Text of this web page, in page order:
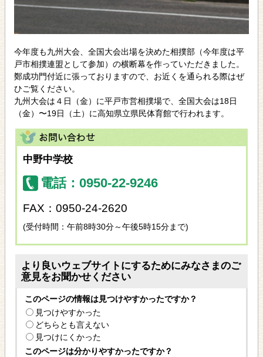
今年度も九州大会、全国大会出場を決めた相撲部（今年度は平
戸市相撲連盟として参加）の横断幕を作っていただきました。
鄭成功門付近に張っておりますので、お近くを通られる際はぜ
ひご覧ください。
九州大会は４日（金）に平戸市営相撲場で、全国大会は18日
（金）〜19日（土）に高知県立県民体育館で行われます。
中野中学校
電話：0950-22-9246
FAX：0950-24-2620
(受付時間：午前8時30分～午後5時15分まで)
より良いウェブサイトにするためにみなさまのご
意見をお聞かせください
このページの情報は見つけやすかったですか？
見つけやすかった
どちらとも言えない
見つけにくかった
このページは分かりやすかったですか？